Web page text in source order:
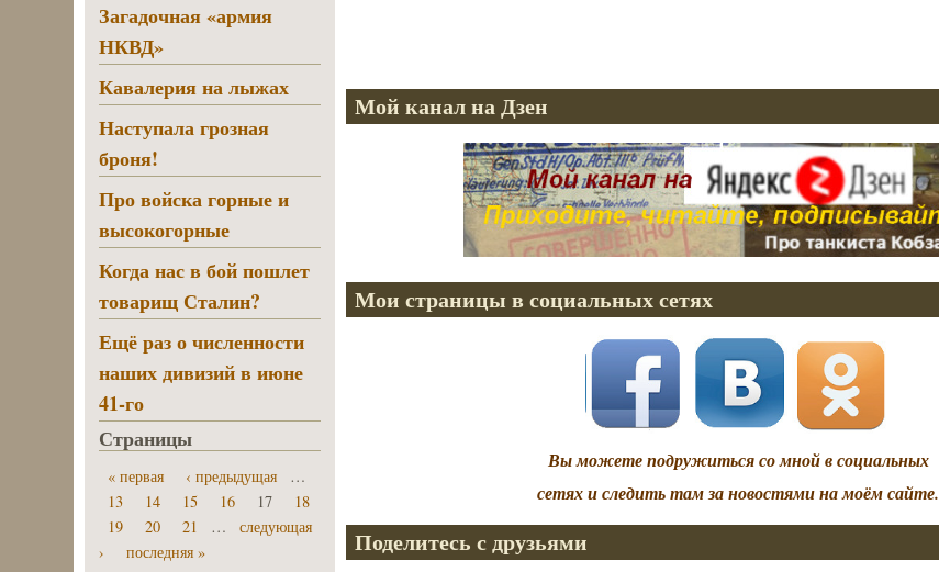
Мой канал на Дзен
Мои страницы в социальных сетях
Вы можете подружиться со мной в социальных
сетях и следить там за новостями на моём сайте.
Поделитесь с друзьями
Загадочная «армия
НКВД»
Кавалерия на лыжах
Наступала грозная
броня!
Про войска горные и
высокогорные
Когда нас в бой пошлет
товарищ Сталин?
Ещё раз о численности
наших дивизий в июне
41-го
Страницы
« первая ‹ предыдущая
…
13
14 15 16 17
18
19
20 21 …
следующая
›
последняя »